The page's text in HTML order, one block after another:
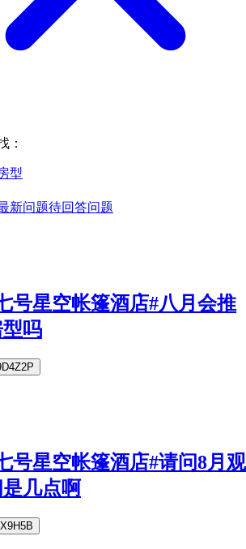
：
型
新问题待回答问题
号星空帐篷酒店#八月会推
吗
号星空帐篷酒店#请问8月观
几点啊